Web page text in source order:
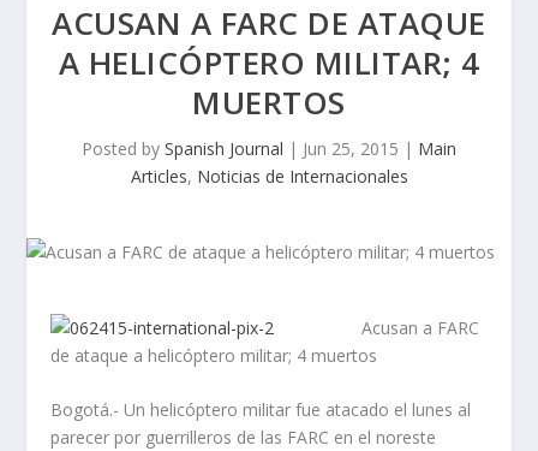
ACUSAN A FARC DE ATAQUE
A HELICÓPTERO MILITAR; 4
MUERTOS
Posted by Spanish Journal | Jun 25, 2015 | Main
Articles, Noticias de Internacionales
Acusan a FARC
de ataque a helicóptero militar; 4 muertos
Bogotá.- Un helicóptero militar fue atacado el lunes al
parecer por guerrilleros de las FARC en el noreste